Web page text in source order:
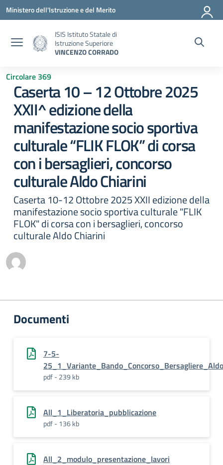
Vai ai contenuti
Vai al menu di navigazione
Vai al footer
Ministero dell'Istruzione e del Merito
ISIS Istituto Statale di
Istruzione Superiore
VINCENZO CORRADO
Circolare 369
Caserta 10 – 12 Ottobre 2025
XXII^ edizione della
manifestazione socio sportiva
culturale “FLIK FLOK” di corsa
con i bersaglieri, concorso
culturale Aldo Chiarini
Caserta 10-12 Ottobre 2025 XXII edizione della
manifestazione socio sportiva culturale "FLIK
FLOK" di corsa con i bersaglieri, concorso
culturale Aldo Chiarini
Documenti
7-5-
pdf - 239 kb
All_1_Liberatoria_pubblicazione
pdf - 136 kb
All_2_modulo_presentazione_lavori